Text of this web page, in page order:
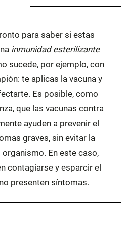
para saber si estas
inmunidad esterilizante
sucede, por ejemplo, con
te aplicas la vacuna y
Es posible, como
que las vacunas contra
ayuden a prevenir el
graves, sin evitar la
En este caso,
contagiarse y esparcir el
presenten síntomas.